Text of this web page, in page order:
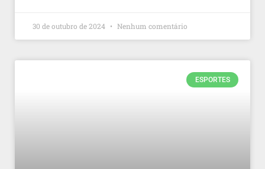
30 de outubro de 2024 Nenhum comentário
ESPORTES